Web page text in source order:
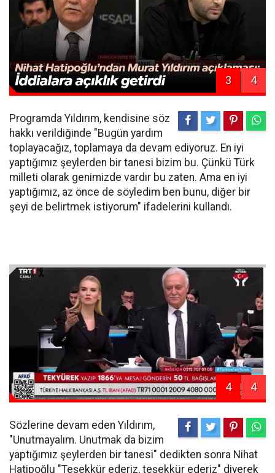
3 4
Programda Yıldırım, kendisine söz
hakkı verildiğinde "Bugün yardım
toplayacağız, toplamaya da devam ediyoruz. En iyi
yaptığımız şeylerden bir tanesi bizim bu. Çünkü Türk
milleti olarak genimizde vardır bu zaten. Ama en iyi
yaptığımız, az önce de söyledim ben bunu, diğer bir
şeyi de belirtmek istiyorum" ifadelerini kullandı.
4 4
Sözlerine devam eden Yıldırım,
"Unutmayalım. Unutmak da bizim
yaptığımız şeylerden bir tanesi" dedikten sonra Nihat
Hatipoğlu "Teşekkür ederiz, teşekkür ederiz" diyerek